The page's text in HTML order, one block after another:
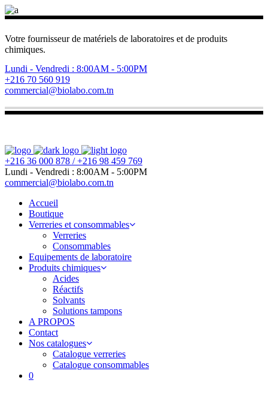
Votre fournisseur de matériels de laboratoires et de produits
chimiques.
Lundi - Vendredi : 8:00AM - 5:00PM
+216 70 560 919
commercial@biolabo.com.tn
+216 36 000 878 / +216 98 459 769
Lundi - Vendredi : 8:00AM - 5:00PM
commercial@biolabo.com.tn
Accueil
Boutique
Verreries et consommables
Verreries
Consommables
Equipements de laboratoire
Produits chimiques
Acides
Réactifs
Solvants
Solutions tampons
A PROPOS
Contact
Nos catalogues
Catalogue verreries
Catalogue consommables
0